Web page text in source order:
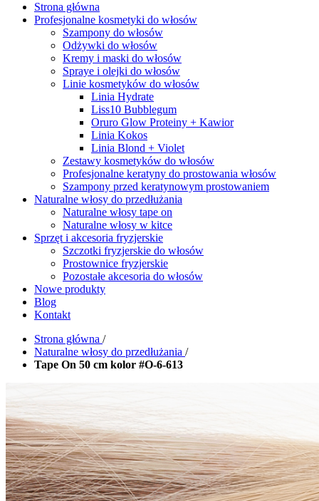
Strona główna
Profesjonalne kosmetyki do włosów
Szampony do włosów
Odżywki do włosów
Kremy i maski do włosów
Spraye i olejki do włosów
Linie kosmetyków do włosów
Linia Hydrate
Liss10 Bubblegum
Oruro Glow Proteiny + Kawior
Linia Kokos
Linia Blond + Violet
Zestawy kosmetyków do włosów
Profesjonalne keratyny do prostowania włosów
Szampony przed keratynowym prostowaniem
Naturalne włosy do przedłużania
Naturalne włosy tape on
Naturalne włosy w kitce
Sprzęt i akcesoria fryzjerskie
Szczotki fryzjerskie do włosów
Prostownice fryzjerskie
Pozostałe akcesoria do włosów
Nowe produkty
Blog
Kontakt
Strona główna /
Naturalne włosy do przedłużania /
Tape On 50 cm kolor #O-6-613